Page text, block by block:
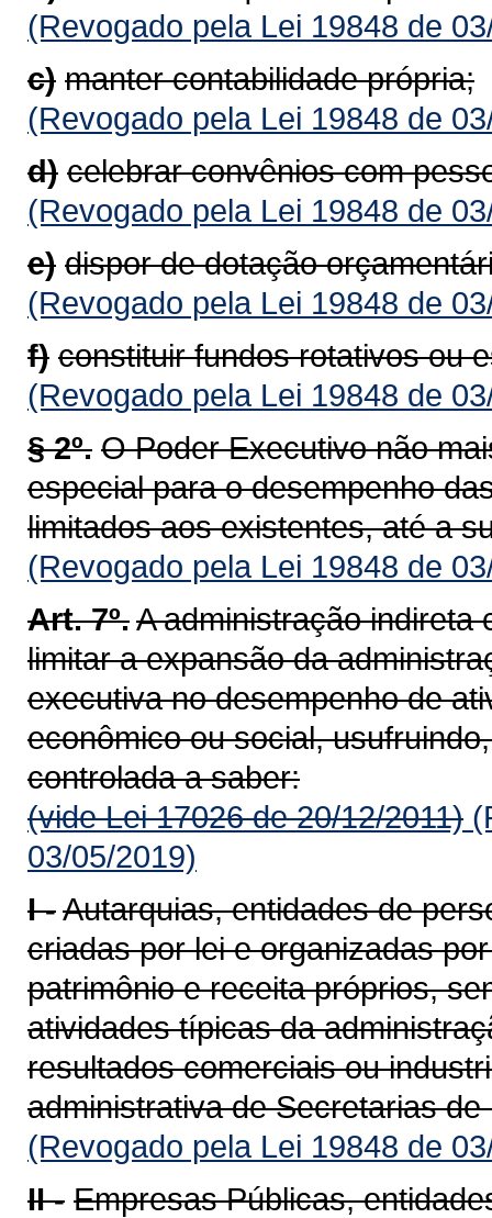
(Revogado pela Lei 19848 de
c) manter contabilidade própria;
(Revogado pela Lei 19848 de
d) celebrar convênios com
(Revogado pela Lei 19848 de
e) dispor de dotação
(Revogado pela Lei 19848 de
f) constituir fundos rotativos ou
(Revogado pela Lei 19848 de
§ 2º. O Poder Executivo não
especial para o desempenho
limitados aos existentes, até a
(Revogado pela Lei 19848 de
Art. 7º.A administração indireta
limitar a expansão da
executiva no desempenho de
econômico ou social,
controlada a saber:
(vide Lei 17026 de 20/12/2011)
03/05/2019)
I -Autarquias, entidades de
criadas por lei e organizadas
patrimônio e receita próprios,
atividades típicas da
resultados comerciais ou
administrativa de Secretarias
(Revogado pela Lei 19848 de
II - Empresas Públicas,